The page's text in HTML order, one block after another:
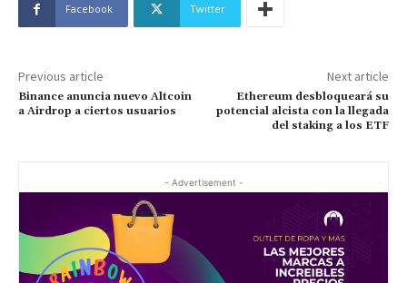
Facebook Twitter
Previous article
Binance anuncia nuevo Altcoin
a Airdrop a ciertos usuarios
Next article
Ethereum desbloqueará su
potencial alcista con la llegada
del staking a los ETF
- Advertisement -